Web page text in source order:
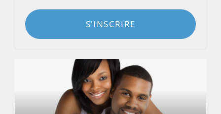
S'INSCRIRE